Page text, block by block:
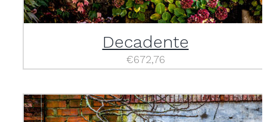
Decadente
€672,76